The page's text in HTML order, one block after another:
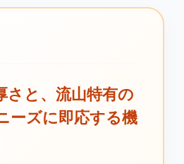
さと、流山特有の
ーズに即応する機